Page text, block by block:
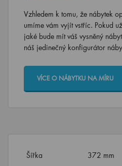
Vzhledem k tomu, že nábytek
umíme vám vyjít vstříc. Pokud
jaké bude mít váš vysněný
náš jedinečný konfigurátor
VÍCE O NÁBYTKU NA MÍRU
Šířka
372 mm